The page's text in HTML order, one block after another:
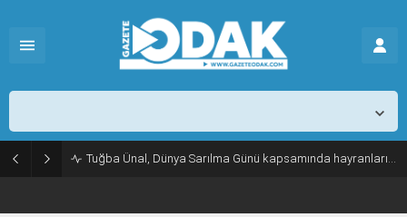
Tuğba Ünal, Dünya Sarılma Günü kapsamında hayranlarıyla buluştu